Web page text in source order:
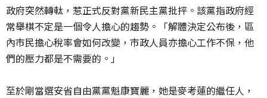
政府突然轉軚，惹正式反對黨新民主黨批抨。該黨指政府經
常舉棋不定是一個令人擔心的趨勢。「解體決定公布後，區
內市民擔心稅率會如何改變，市政人員亦擔心工作不保，他
們的壓力都是不需要的。」
至於剛當選安省自由黨黨魁康寶麗，她是麥考蓮的繼任人，